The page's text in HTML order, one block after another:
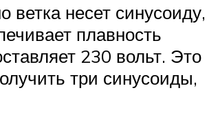
несет синусоиду,
плавность
230 вольт. Это
три синусоиды,